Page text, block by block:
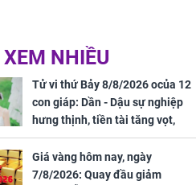
NHIỀU
Tử vi thứ Bảy 8/8/2026 ocủa 12
con giáp: Dần - Dậu sự nghiệp
hưng thịnh, tiền tài tăng vọt,
Mão - Thân công việc bất trắc,
tiền mất tật mang
Giá vàng hôm nay, ngày
7/8/2026: Quay đầu giảm